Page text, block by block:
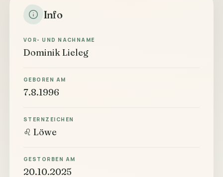
Info
VOR- UND NACHNAME
Dominik Lieleg
GEBOREN AM
7.8.1996
STERNZEICHEN
♌ Löwe
GESTORBEN AM
20.10.2025